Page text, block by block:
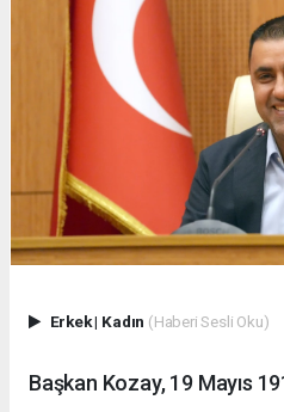
Erkek| Kadın (Haberi Sesli Oku)
Başkan Kozay, 19 Mayıs